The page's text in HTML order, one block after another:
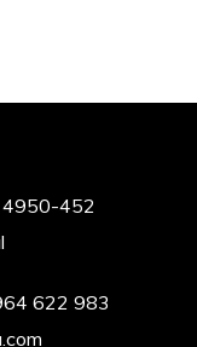
4950-452
622 983